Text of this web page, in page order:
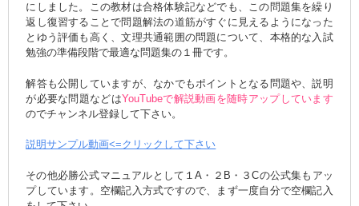
にしました。この教材は合格体験記などでも、この問題集を繰り
返し復習することで問題解法の道筋がすぐに見えるようになった
とゆう評価も高く、文理共通範囲の問題について、本格的な入試
勉強の準備段階で最適な問題集の１冊です。
解答も公開していますが、なかでもポイントとなる問題や、説明
が必要な問題などはYouTubeで解説動画を随時アップしています
のでチャンネル登録して下さい。
説明サンプル動画<=クリックして下さい
その他必勝公式マニュアルとして１A・２B・３Cの公式集もアッ
プしています。空欄記入方式ですので、まず一度自分で空欄記入